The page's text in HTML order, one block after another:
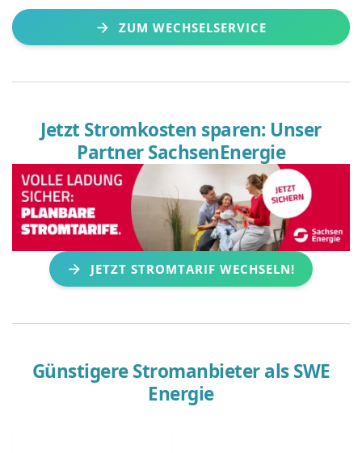
ZUM WECHSELSERVICE
Jetzt Stromkosten sparen: Unser
Partner SachsenEnergie
JETZT STROMTARIF WECHSELN!
Günstigere Stromanbieter alsSWE
Energie